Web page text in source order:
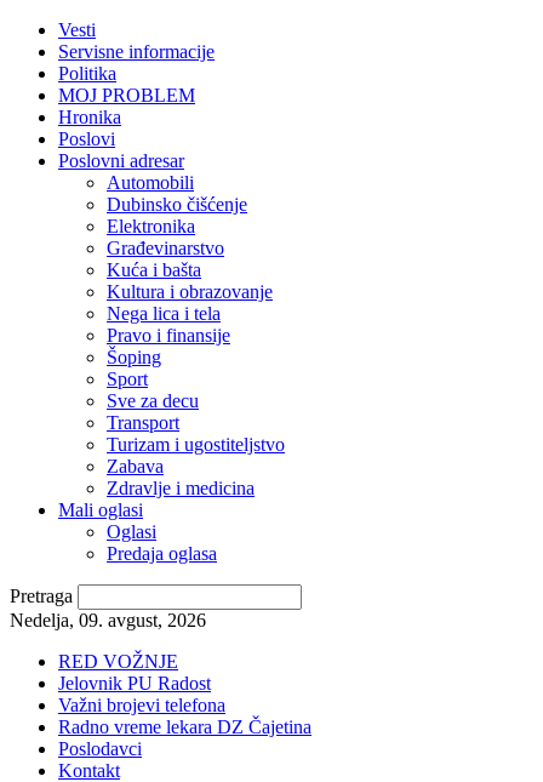
Vesti
Servisne informacije
Politika
MOJ PROBLEM
Hronika
Poslovi
Poslovni adresar
Automobili
Dubinsko čišćenje
Elektronika
Građevinarstvo
Kuća i bašta
Kultura i obrazovanje
Nega lica i tela
Pravo i finansije
Šoping
Sport
Sve za decu
Transport
Turizam i ugostiteljstvo
Zabava
Zdravlje i medicina
Mali oglasi
Oglasi
Predaja oglasa
Pretraga
Nedelja, 09. avgust, 2026
RED VOŽNJE
Jelovnik PU Radost
Važni brojevi telefona
Radno vreme lekara DZ Čajetina
Poslodavci
Kontakt